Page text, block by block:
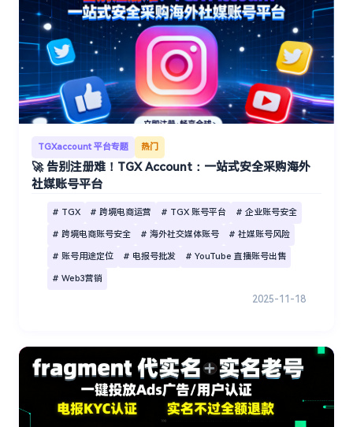
TGXaccount 平台专题 热门
🚀 告别注册难！TGX Account：一站式安全采购海外
社媒账号平台
# TGX # 跨境电商运营 # TGX 账号平台 # 企业账号安全
# 跨境电商账号安全 # 海外社交媒体账号 # 社媒账号风险
# 账号用途定位 # 电报号批发 # YouTube 直播账号出售
# Web3营销
2025-11-18